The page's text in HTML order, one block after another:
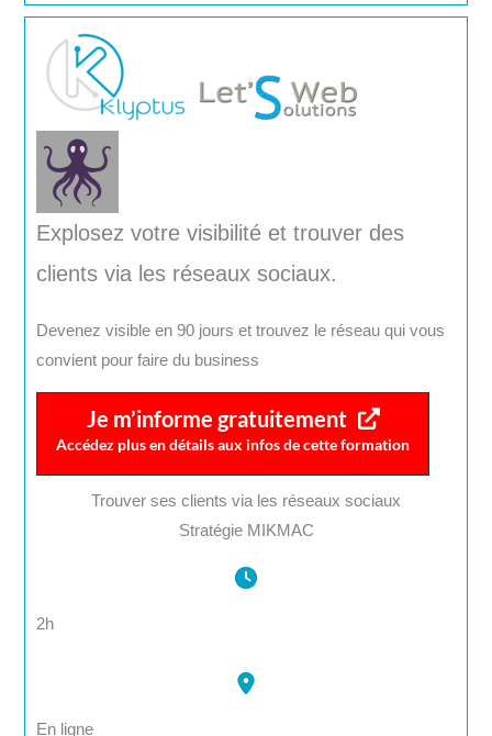
Explosez votre visibilité et trouver des
clients via les réseaux sociaux.
Devenez visible en 90 jours et trouvez le réseau qui vous
convient pour faire du business
Je m’informe gratuitement
Accédez plus en détails aux infos de cette formation
Trouver ses clients via les réseaux sociaux
Stratégie MIKMAC
2h
En ligne